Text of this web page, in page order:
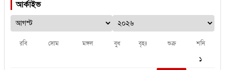
আর্কাইভ
রবি সোম মঙ্গল বুধ বৃহঃ শুক্র শনি
১